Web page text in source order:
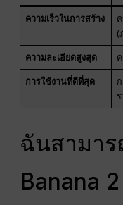
ความเร็วในการสร้าง
(
ความละเอียดสูงสุด
การใช้งานที่ดีที่สุด
ฉันสามาร
Banana